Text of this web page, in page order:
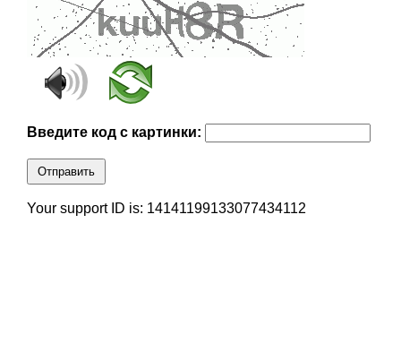
Введите код с картинки:
Отправить
Your support ID is: 14141199133077434112